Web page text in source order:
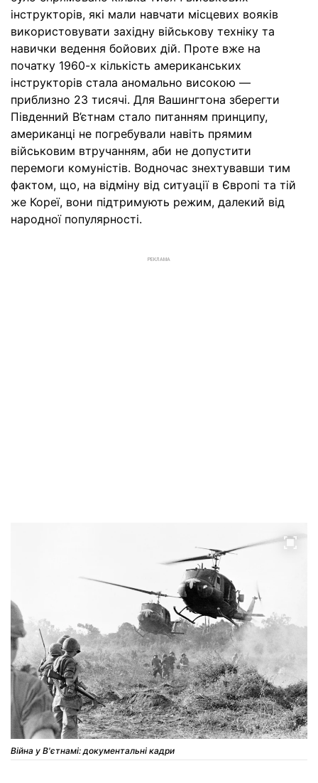
інструкторів, які мали навчати місцевих вояків
використовувати західну військову техніку та
навички ведення бойових дій. Проте вже на
початку 1960-х кількість американських
інструкторів стала аномально високою —
приблизно 23 тисячі. Для Вашингтона зберегти
Південний В’єтнам стало питанням принципу,
американці не погребували навіть прямим
військовим втручанням, аби не допустити
перемоги комуністів. Водночас знехтувавши тим
фактом, що, на відміну від ситуації в Європі та тій
же Кореї, вони підтримують режим, далекий від
народної популярності.
РЕКЛАМА
Війна у В'єтнамі: документальні кадри